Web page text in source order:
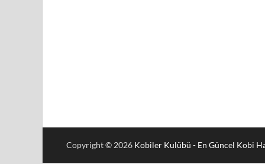
Copyright © 2026 Kobiler Kulübü - En Güncel Kobi